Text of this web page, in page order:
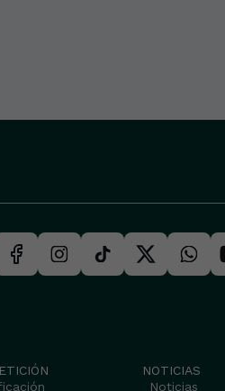
NOTICIAS
Noticias